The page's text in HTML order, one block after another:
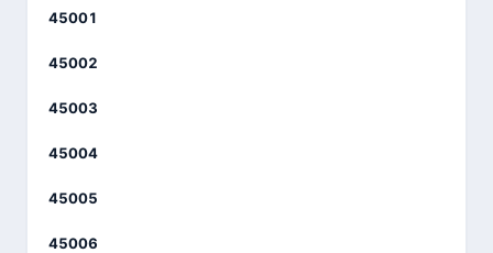
45001
45002
45003
45004
45005
45006